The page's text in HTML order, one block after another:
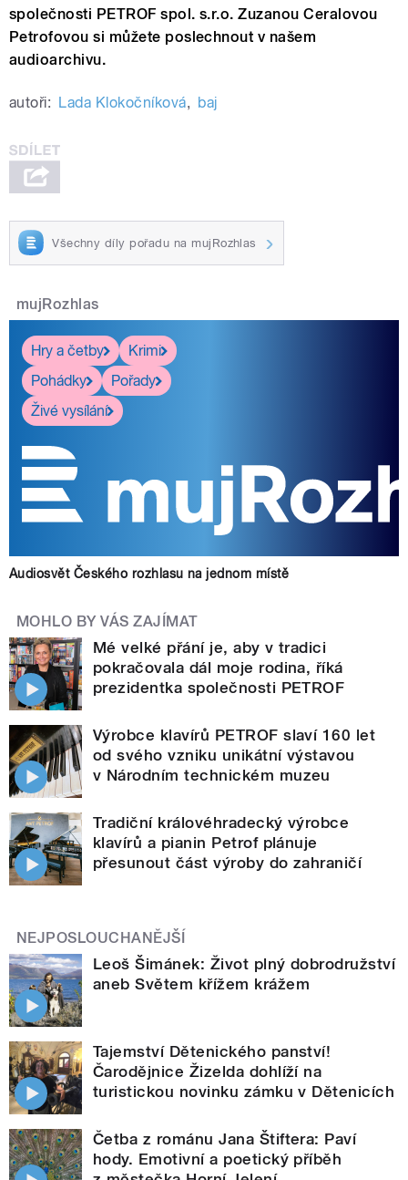
společnosti PETROF spol. s.r.o. Zuzanou Ceralovou
Petrofovou si můžete poslechnout v našem
audioarchivu.
autoři: Lada Klokočníková, baj
Všechny díly pořadu na mujRozhlas
mujRozhlas
Hry a četby
Krimi
Pohádky
Pořady
Živé vysílání
Audiosvět Českého rozhlasu na jednom místě
MOHLO BY VÁS ZAJÍMAT
Mé velké přání je, aby v tradici
pokračovala dál moje rodina, říká
prezidentka společnosti PETROF
Výrobce klavírů PETROF slaví 160 let
od svého vzniku unikátní výstavou
v Národním technickém muzeu
Tradiční královéhradecký výrobce
klavírů a pianin Petrof plánuje
přesunout část výroby do zahraničí
NEJPOSLOUCHANĚJŠÍ
Leoš Šimánek: Život plný dobrodružství
aneb Světem křížem krážem
Tajemství Dětenického panství!
Čarodějnice Žizelda dohlíží na
turistickou novinku zámku v Dětenicích
Četba z románu Jana Štiftera: Paví
hody. Emotivní a poetický příběh